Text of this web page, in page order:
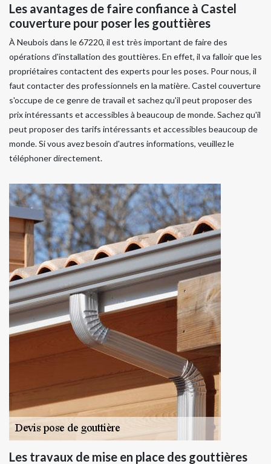
Les avantages de faire confiance à Castel
couverture pour poser les gouttières
À Neubois dans le 67220, il est très important de faire des
opérations d'installation des gouttières. En effet, il va falloir que les
propriétaires contactent des experts pour les poses. Pour nous, il
faut contacter des professionnels en la matière. Castel couverture
s'occupe de ce genre de travail et sachez qu'il peut proposer des
prix intéressants et accessibles à beaucoup de monde. Sachez qu'il
peut proposer des tarifs intéressants et accessibles beaucoup de
monde. Si vous avez besoin d'autres informations, veuillez le
téléphoner directement.
Les travaux de mise en place des gouttières